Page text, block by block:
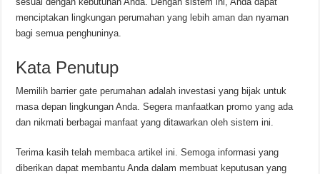
menciptakan lingkungan perumahan yang lebih aman dan nyaman
bagi semua penghuninya.
Kata Penutup
Memilih barrier gate perumahan adalah investasi yang bijak untuk
masa depan lingkungan Anda. Segera manfaatkan promo yang ada
dan nikmati berbagai manfaat yang ditawarkan oleh sistem ini.
Terima kasih telah membaca artikel ini. Semoga informasi yang
diberikan dapat membantu Anda dalam membuat keputusan yang